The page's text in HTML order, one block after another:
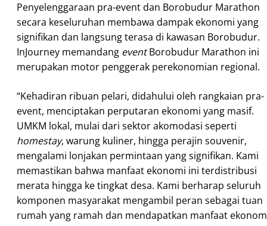
Penyelenggaraan pra-event dan Borobudur Marathon
secara keseluruhan membawa dampak ekonomi yang
signifikan dan langsung terasa di kawasan Borobudur.
InJourney memandang eventBorobudur Marathon ini
merupakan motor penggerak perekonomian regional.
“Kehadiran ribuan pelari, didahului oleh rangkaian pra-
event, menciptakan perputaran ekonomi yang masif.
UMKM lokal, mulai dari sektor akomodasi seperti
homestay, warung kuliner, hingga perajin souvenir,
mengalami lonjakan permintaan yang signifikan. Kami
memastikan bahwa manfaat ekonomi ini terdistribusi
merata hingga ke tingkat desa. Kami berharap seluruh
komponen masyarakat mengambil peran sebagai tuan
rumah yang ramah dan mendapatkan manfaat